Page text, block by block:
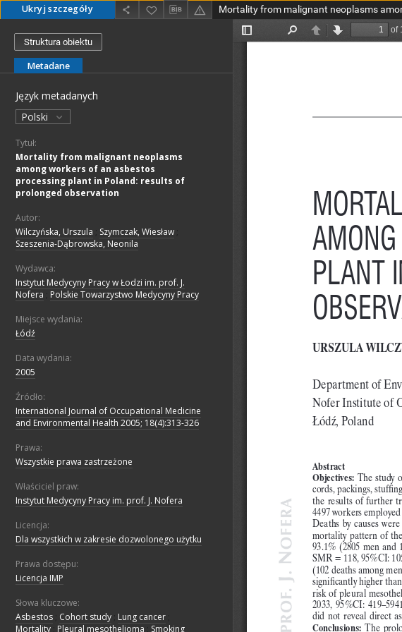
Ukryj szczegóły
Struktura obiektu
Metadane
Język metadanych
Polski
Tytuł:
Mortality from malignant neoplasms
among workers of an asbestos
processing plant in Poland: results of
prolonged observation
Autor:
Wilczyńska, Urszula
Szymczak, Wiesław
Szeszenia-Dąbrowska, Neonila
Wydawca:
Instytut Medycyny Pracy w Łodzi im. prof. J.
Nofera
Polskie Towarzystwo Medycyny Pracy
Miejsce wydania:
Łódź
Data wydania:
2005
Źródło:
International Journal of Occupational Medicine
and Environmental Health 2005; 18(4):313-326
Prawa:
Wszystkie prawa zastrzeżone
Właściciel praw:
Instytut Medycyny Pracy im. prof. J. Nofera
Licencja:
Dla wszystkich w zakresie dozwolonego użytku
Prawa dostępu:
Licencja IMP
Słowa kluczowe:
Asbestos Cohort study Lung cancer
Mortality Pleural mesothelioma Smoking